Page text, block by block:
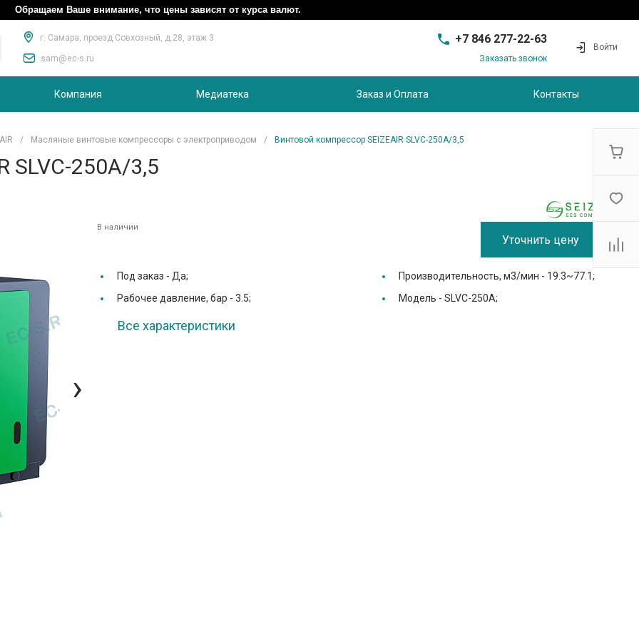
Обращаем Ваше внимание, что цены зависят от курса валют.
г. Самара, проезд Совхозный, д.28, этаж 3
sam@ec-s.ru
+7 846 277-22-63
+7 846 277-22-63
Совхозный, д.28, этаж 3
Заказать звонок
Войти
Компания Медиатека Заказ и Оплата Контакты
/ Масляные винтовые компрессоры с электроприводом / Винтовой компрессор SEIZEAIR SLVC-250A/3,5
SLVC-250A/3,5
›
В наличии
Уточнить цену
Под заказ - Да; Производительность, м3/мин - 19.3~77.1;
Рабочее давление, бар -3.5; Модель -SLVC-250A;
Все характеристики